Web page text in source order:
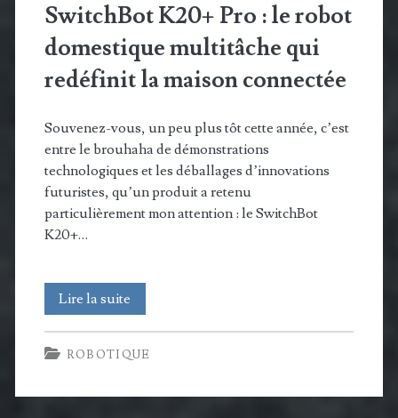
SwitchBot K20+ Pro : le robot
domestique multitâche qui
redéfinit la maison connectée
Souvenez-vous, un peu plus tôt cette année, c’est
entre le brouhaha de démonstrations
technologiques et les déballages d’innovations
futuristes, qu’un produit a retenu
particulièrement mon attention : le SwitchBot
K20+…
Lire la suite
K20+
Pro
:
ROBOTIQUE